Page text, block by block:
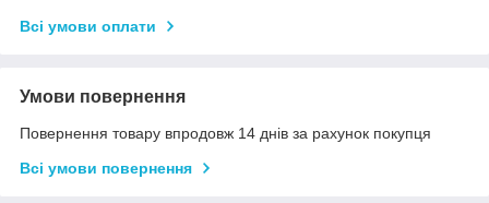
Всі умови оплати
Умови повернення
Повернення товару впродовж 14 днів за рахунок покупця
Всі умови повернення